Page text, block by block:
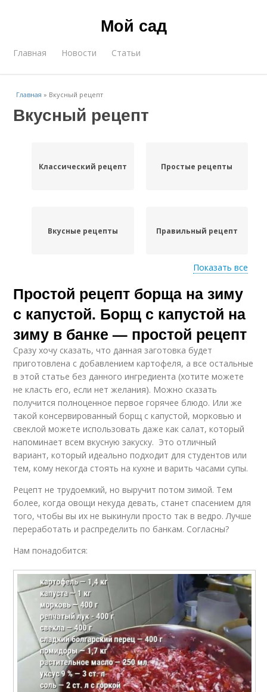
Мой сад
Главная Новости Статьи
Главная » Вкусный рецепт
Вкусный рецепт
Классический рецепт Простые рецепты
Вкусные рецепты Правильный рецепт
Классические
рецепты
Старинный рецепт
Рецепт без варки Вкусная закуска
Пошаговые рецепты
Рецепт на литровую
банку
Вкусный горлодер Рецепт на зиму
Рецепт с варкой
Рецепт с фото
Рецепт через
мясорубку
Рецепты на зиму Рецепт с уксусом
Показать все
Простой рецепт борща на зиму
с капустой. Борщ с капустой на
зиму в банке — простой рецепт
Сразу хочу сказать, что данная заготовка будет
приготовлена с добавлением картофеля, а все остальные
в этой статье без данного ингредиента (хотите можете
не класть его, если нет желания). Можно сказать
получится полноценное первое горячее блюдо. Или же
такой консервированный борщ с капустой, морковью и
свеклой можете использовать даже как салат, который
напоминает всем вкусную закуску. Это отличный
вариант, который идеально подходит для студентов или
тем, кому некогда стоять на кухне и варить часами супы.
Рецепт не трудоемкий, но выручит потом зимой. Тем
более, когда овощи некуда девать, станет спасением для
того, чтобы вы их не выкинули просто так в ведро. Лучше
переработать и распределить по банкам. Согласны?
Нам понадобится: